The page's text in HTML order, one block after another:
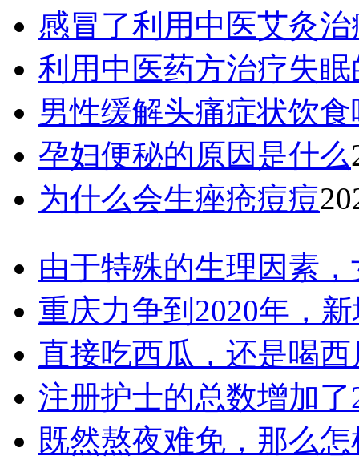
感冒了利用中医艾灸治
利用中医药方治疗失眠
男性缓解头痛症状饮食
孕妇便秘的原因是什么
为什么会生痤疮痘痘
由于特殊的生理因素，
重庆力争到2020年，
直接吃西瓜，还是喝西
注册护士的总数增加了
既然熬夜难免，那么怎